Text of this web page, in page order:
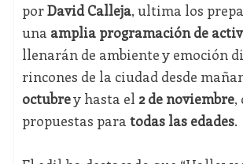
porDavid Calleja, ultima los
una amplia programación de
llenarán de ambiente y emoción
rincones de la ciudad desde
octubrey hasta el 2 de noviembre,
propuestas para todas las edades.